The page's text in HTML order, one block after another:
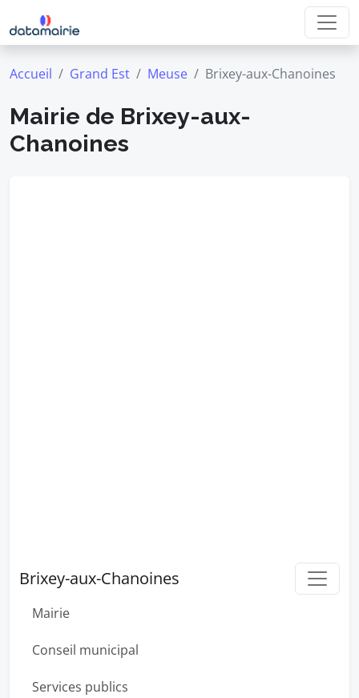
Accueil Grand Est Meuse Brixey-aux-Chanoines
Mairie de Brixey-aux-
Chanoines
Brixey-aux-Chanoines
Mairie
Conseil municipal
Services publics